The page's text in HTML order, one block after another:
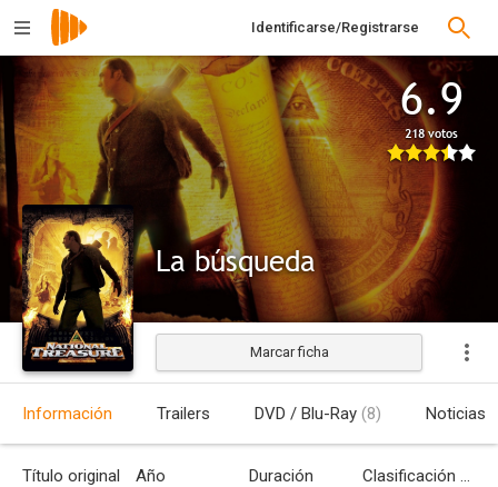
Identificarse/Registrarse
6.9
218 votos
La búsqueda
Estrenada
Marcar ficha
Información Trailers DVD / Blu-Ray (8) Noticias
Título original Año Duración Clasificación por edades